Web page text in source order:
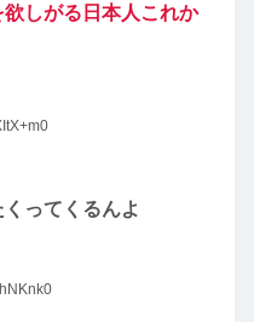
しがる日本人これか
ってくるんよ